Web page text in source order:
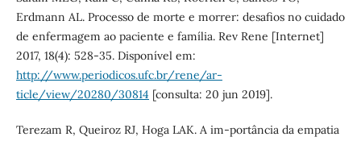
Erdmann AL. Processo de morte e morrer: desafios no cuidado
de enfermagem ao paciente e família. Rev Rene [Internet]
2017, 18(4): 528-35. Disponível em:
http://www.periodicos.ufc.br/rene/ar-
ticle/view/20280/30814 [consulta: 20 jun 2019].
Terezam R, Queiroz RJ, Hoga LAK. A im-portância da empatia